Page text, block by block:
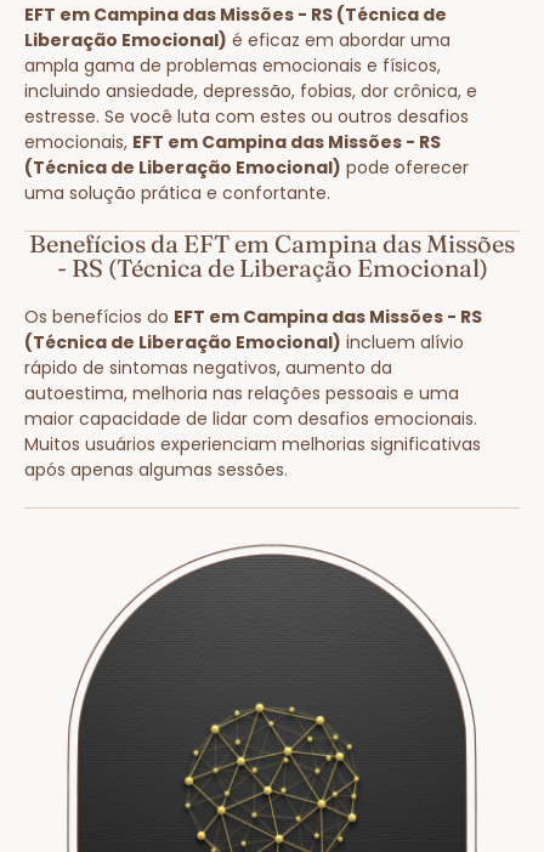
EFT em Campina das Missões - RS (Técnica de
Liberação Emocional) é eficaz em abordar uma
ampla gama de problemas emocionais e físicos,
incluindo ansiedade, depressão, fobias, dor crônica, e
estresse. Se você luta com estes ou outros desafios
emocionais, EFT em Campina das Missões - RS
(Técnica de Liberação Emocional) pode oferecer
uma solução prática e confortante.
Benefícios da EFT em Campina das Missões
- RS (Técnica de Liberação Emocional)
Os benefícios do EFT em Campina das Missões - RS
(Técnica de Liberação Emocional) incluem alívio
rápido de sintomas negativos, aumento da
autoestima, melhoria nas relações pessoais e uma
maior capacidade de lidar com desafios emocionais.
Muitos usuários experienciam melhorias significativas
após apenas algumas sessões.